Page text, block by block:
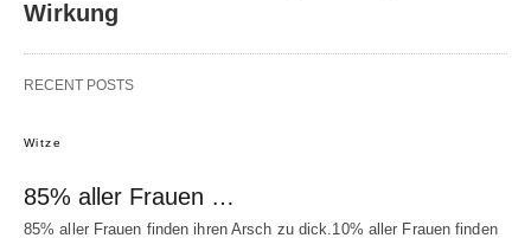
Wirkung
RECENT POSTS
Witze
85% aller Frauen …
85% aller Frauen finden ihren Arsch zu dick.10% aller Frauen finden